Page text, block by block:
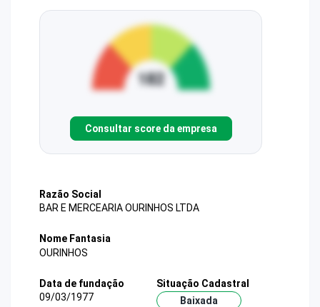
Consultar score da empresa
Razão Social
BAR E MERCEARIA OURINHOS LTDA
Nome Fantasia
OURINHOS
Data de fundação
09/03/1977
Situação Cadastral
Baixada